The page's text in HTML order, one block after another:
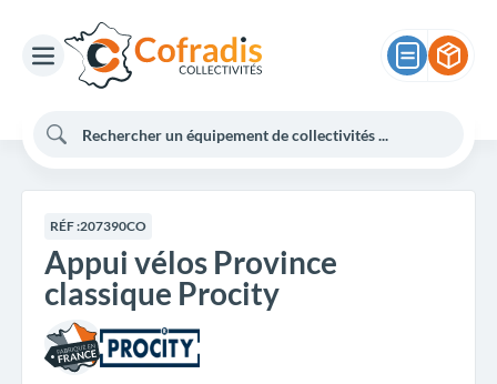
RÉF :207390CO
Appui vélos Province
classique Procity